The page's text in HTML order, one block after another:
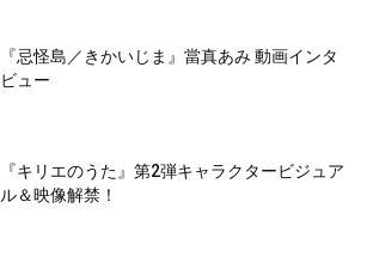
『忌怪島／きかいじま』當真あみ 動画インタ
ビュー
『キリエのうた』第2弾キャラクタービジュア
ル＆映像解禁！